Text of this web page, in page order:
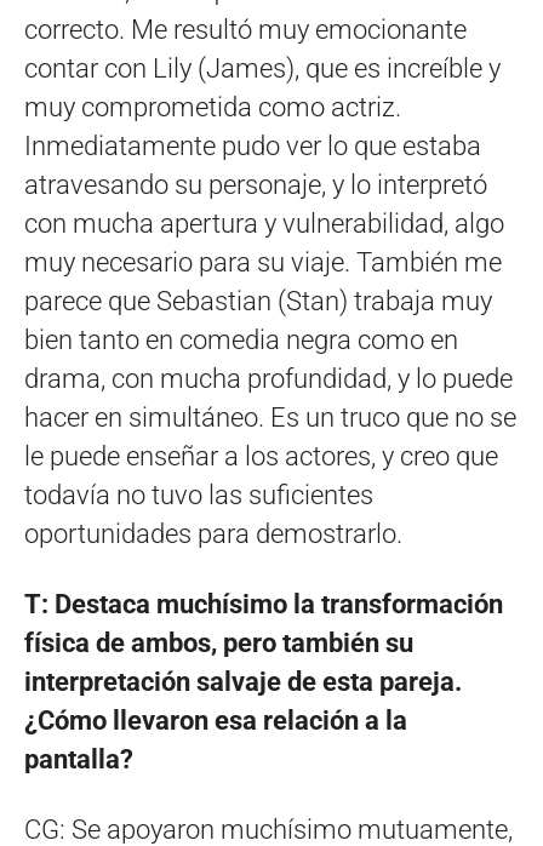
correcto. Me resultó muy emocionante
contar con Lily (James), que es increíble y
muy comprometida como actriz.
Inmediatamente pudo ver lo que estaba
atravesando su personaje, y lo interpretó
con mucha apertura y vulnerabilidad, algo
muy necesario para su viaje. También me
parece que Sebastian (Stan) trabaja muy
bien tanto en comedia negra como en
drama, con mucha profundidad, y lo puede
hacer en simultáneo. Es un truco que no se
le puede enseñar a los actores, y creo que
todavía no tuvo las suficientes
oportunidades para demostrarlo.
T: Destaca muchísimo la transformación
física de ambos, pero también su
interpretación salvaje de esta pareja.
¿Cómo llevaron esa relación a la
pantalla?
CG: Se apoyaron muchísimo mutuamente,